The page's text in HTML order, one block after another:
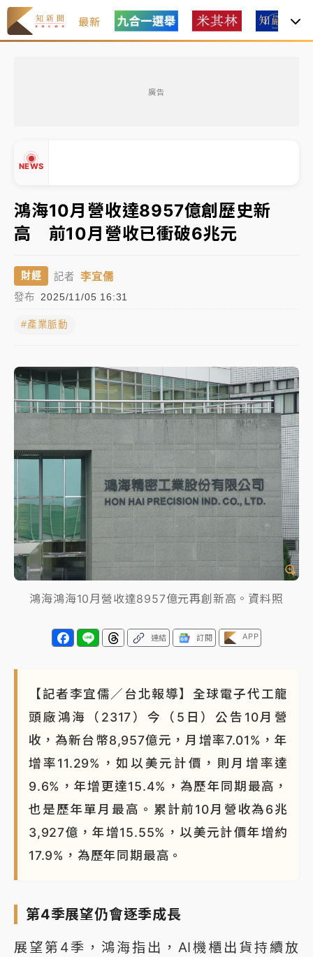
最新
廣告
NEWS
有片｜
連根拔起
中颱白海豚風雨來了！中部以北防豪雨 今晚、明天影
響最劇烈
白海豚逼近！北市水門只出不進 未移置車輛最高罰
油價持續凍漲！ 中油宣布下周一汽柴油價格維持不變
有片｜ 白海豚暴風圈逼近！新北淡水赫見龍捲風 榕樹
連根拔起
中颱白海豚風雨來了！中部以北防豪雨 今晚、明天影
響最劇烈
白海豚逼近！北市水門只出不進 未移置車輛最高罰
4800＋拖吊費
鴻海10月營收達8957億創歷史新
高 前10月營收已衝破6兆元
財經 記者 李宜儒
發布 2025/11/05 16:31
#產業脈動
鴻海鴻海10月營收達8957億元再創新高。資料照
連結 訂閱 APP
【記者李宜儒／台北報導】全球電子代工龍
頭廠鴻海（2317）今（5日）公告10月營
收，為新台幣8,957億元，月增率7.01%，年
增率11.29%，如以美元計價，則月增率達
9.6%，年增更達15.4%，為歷年同期最高，
也是歷年單月最高。累計前10月營收為6兆
3,927億，年增15.55%，以美元計價年增約
17.9%，為歷年同期最高。
第4季展望仍會逐季成長
展望第4季，鴻海指出，AI機櫃出貨持續放